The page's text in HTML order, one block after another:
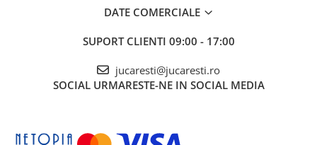
DATE COMERCIALE
SUPORT CLIENTI 09:00 - 17:00
jucaresti@jucaresti.ro
SOCIAL URMARESTE-NE IN SOCIAL MEDIA